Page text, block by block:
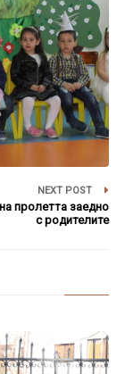
NEXT POST
пролетта заедно
с родителите